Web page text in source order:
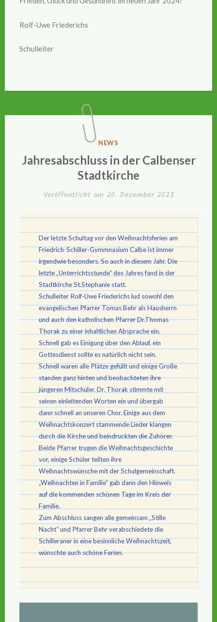
Rolf-Uwe Friederichs
Schulleiter
VERÖFFENTLICHT
NEWS
Jahresabschluss in der Calbenser
Stadtkirche
Veröffentlicht am 20. Dezember 2023
Der letzte Schultag vor den Weihnachtsferien am
Friedrich-Schiller-Gymmnasium Calbe ist immer
irgendwie besonders. So auch in diesem Jahr. Die
letzte „Unterrichtsstunde“ des Jahres fand in der
Stadtkirche St.Stephanie statt.
Schulleiter Rolf-Uwe Friederichs lud sowohl den
evangelischen Pfarrer Tomas Behr als Hausherrn
und auch den katholischen Pfarrer Dr.Thomas
Thorak zu einer inhaltlichen Absprache ein.
Schnell gab es Einigung über den Ablauf, ein
Gottesdienst sollte es natürlich nicht sein.
Schnell waren alle Plätze gefüllt und einige Große
standen ganz hinten und beobachteten ihre
jüngeren Mitschüler. Dr. Thorak stimmte mit
seinen einleitenden Worten ein und übergab
dann schnell an unseren Chor. Einige aus dem
Weihnachtskonzert stammende Lieder klangen
durch die Kirche und beindruckten die Zuhörer.
Beide Pfarrer trugen die Weihnachtsgeschichte
vor, einige Schüler teilten ihre
Weihnachtswünsche mit der Schulgemeinschaft.
„Weihnachten in Familie“ gab dann den Hinweis
auf die kommenden schönen Tage im Kreis der
Familie.
Zum Abschluss sangen alle gemeinsam „Stille
Nacht“ und Pfarrer Behr verabschiedete die
Schilleraner in eine besinnliche Weihnachtszeit,
wünschte auch schöne Ferien.